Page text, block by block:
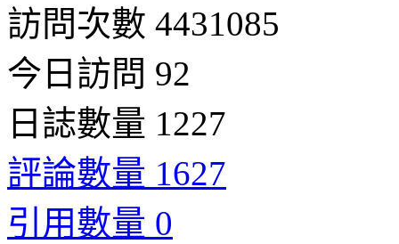
訪問次數 4431085
今日訪問 92
日誌數量 1227
評論數量 1627
引用數量 0